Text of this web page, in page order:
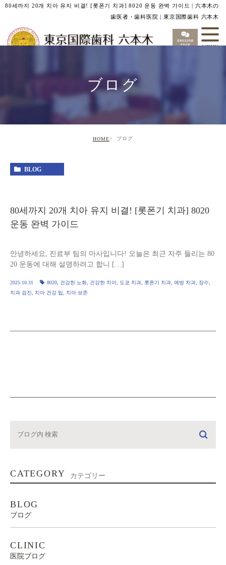
80세까지 20개 치아 유지 비결! [롯폰기 치과] 8020 운동 완벽 가이드 | 六本木の
歯医者・歯科医院 | 東京国際歯科 六本木
ブログ
HOME ブログ
BLOG
80세까지 20개 치아 유지 비결! [롯폰기 치과] 8020
운동 완벽 가이드
안녕하세요, 진료부 팀의 마사입니다! 오늘은 최근 자주 들리는 80
20 운동에 대해 설명하려고 합니 […]
2025.10.31 8020 건강한 노화 건강한 치아 도쿄 치과 롯폰기 치과 예방 치과 장수
치과 검진
치아 건강 팁 치아 보존
CATEGORY カテゴリー
BLOG
ブログ
CLINIC
医院ブログ